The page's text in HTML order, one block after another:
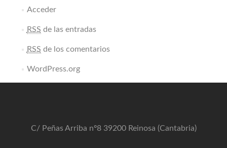
Acceder
RSS de las entradas
RSS de los comentarios
WordPress.org
C/ Peñas Arriba nº8 39200 Reinosa (Cantabria)